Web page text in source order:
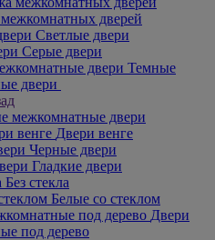
дверей
Светлые двери
Серые двери
Темные
двери
межкомнатные двери
Двери венге
Черные двери
Гладкие двери
Без стекла
Белые со стеклом
Двери
под дерево